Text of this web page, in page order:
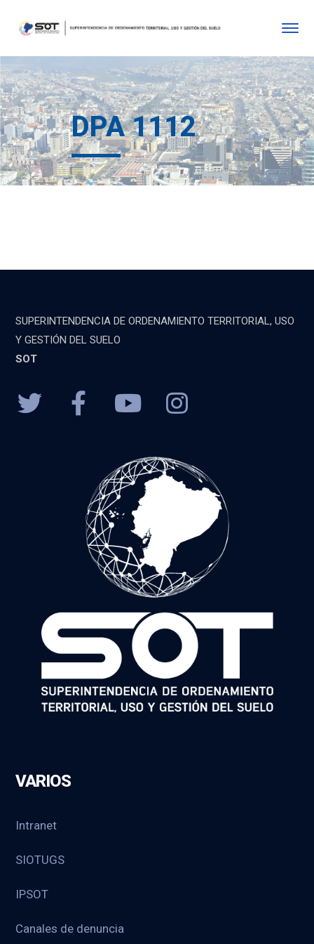
DPA 1112
SUPERINTENDENCIA DE ORDENAMIENTO TERRITORIAL, USO
Y GESTIÓN DEL SUELO
SOT
VARIOS
Intranet
SIOTUGS
IPSOT
Canales de denuncia